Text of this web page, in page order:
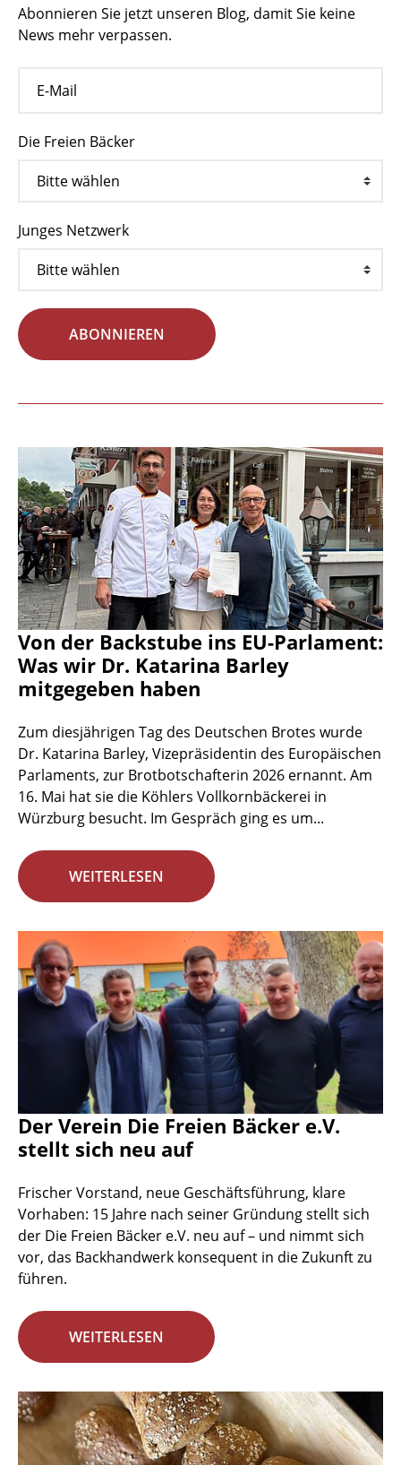
Abonnieren Sie jetzt unseren Blog, damit Sie keine
News mehr verpassen.
Die Freien Bäcker
Junges Netzwerk
ABONNIEREN
Von der Backstube ins EU-Parlament:
Was wir Dr. Katarina Barley
mitgegeben haben
Zum diesjährigen Tag des Deutschen Brotes wurde
Dr. Katarina Barley, Vizepräsidentin des Europäischen
Parlaments, zur Brotbotschafterin 2026 ernannt. Am
16. Mai hat sie die Köhlers Vollkornbäckerei in
Würzburg besucht. Im Gespräch ging es um...
WEITERLESEN
Der Verein Die Freien Bäcker e.V.
stellt sich neu auf
Frischer Vorstand, neue Geschäftsführung, klare
Vorhaben: 15 Jahre nach seiner Gründung stellt sich
der Die Freien Bäcker e.V. neu auf – und nimmt sich
vor, das Backhandwerk konsequent in die Zukunft zu
führen.
WEITERLESEN